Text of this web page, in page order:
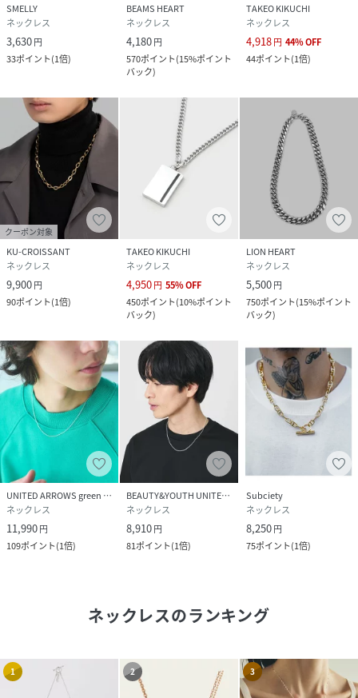
SMELLY
ネックレス
3,630円
33ポイント(1倍)
BEAMS HEART
ネックレス
4,180円
570ポイント(15%ポイント
バック)
TAKEO KIKUCHI
ネックレス
4,918円 44%OFF
44ポイント(1倍)
クーポン対象
KU-CROISSANT
ネックレス
9,900円
90ポイント(1倍)
TAKEO KIKUCHI
ネックレス
4,950円 55%OFF
450ポイント(10%ポイント
バック)
LION HEART
ネックレス
5,500円
750ポイント(15%ポイント
バック)
UNITED ARROWS green label relaxing
ネックレス
11,990円
109ポイント(1倍)
BEAUTY&YOUTH UNITED ARROWS
ネックレス
8,910円
81ポイント(1倍)
Subciety
ネックレス
8,250円
75ポイント(1倍)
ネックレスのランキング
1 2 3